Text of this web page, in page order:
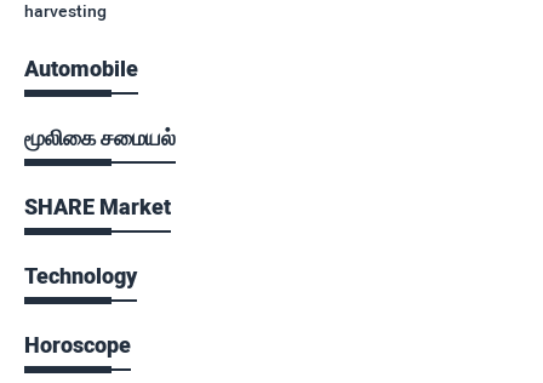
harvesting
Automobile
மூலிகை சமையல்
SHARE Market
Technology
Horoscope